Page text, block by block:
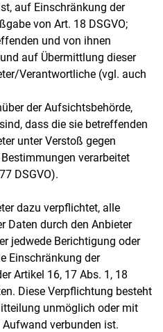
auf Einschränkung der
von Art. 18 DSGVO;
und von ihnen
auf Übermittlung dieser
Verantwortliche (vgl. auch
der Aufsichtsbehörde,
dass die sie betreffenden
unter Verstoß gegen
verarbeitet
DSGVO).
dazu verpflichtet, alle
Daten durch den Anbieter
jedwede Berichtigung oder
Einschränkung der
Artikel 16, 17 Abs. 1, 18
Diese Verpflichtung besteht
unmöglich oder mit
verbunden ist.